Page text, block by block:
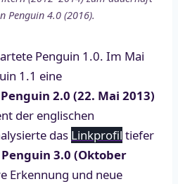
Penguin 4.0 (2016).
Penguin 1.0. Im Mai
1.1 eine
Penguin 2.0 (22. Mai 2013)
der englischen
das Linkprofil tiefer
Penguin 3.0 (Oktober
Erkennung und neue